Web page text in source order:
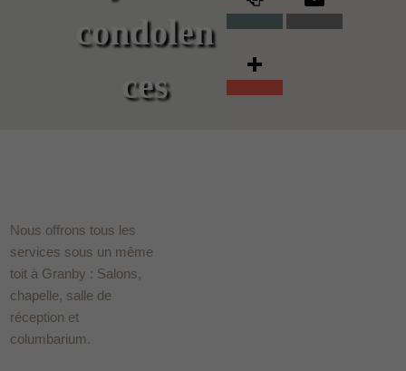
condolen
ces
Nous offrons tous les
services sous un même
toit à Granby : Salons,
chapelle, salle de
réception et
columbarium.